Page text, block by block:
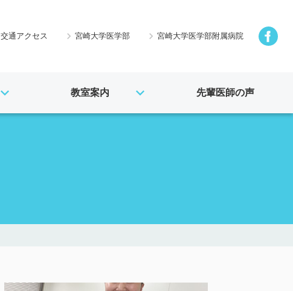
交通アクセス 宮崎大学医学部 宮崎大学医学部附属病院
教室案内 先輩医師の声